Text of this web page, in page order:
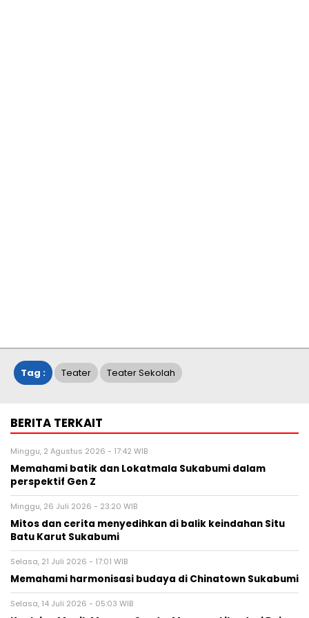
Tag : Teater Teater Sekolah
BERITA TERKAIT
Minggu, 2 Agustus 2026 - 17:42 WIB
Memahami batik dan Lokatmala Sukabumi dalam
perspektif Gen Z
Minggu, 26 Juli 2026 - 23:20 WIB
Mitos dan cerita menyedihkan di balik keindahan Situ
Batu Karut Sukabumi
Selasa, 21 Juli 2026 - 17:01 WIB
Memahami harmonisasi budaya di Chinatown Sukabumi
Selasa, 14 Juli 2026 - 05:03 WIB